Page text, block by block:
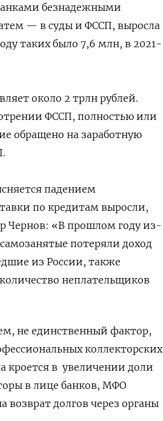
безнадежными
— в суды и ФССП, выросла
таких было 7,6 млн, в 2021-
около 2 трлн рублей.
ФССП, полностью или
обращено на заработную
падением
по кредитам выросли,
Чернов: «В прошлом году из-
потеряли доход
из России, также
неплательщиков
не единственный фактор,
коллекторских
кроется в увеличении доли
в лице банков, МФО
возврат долгов через органы